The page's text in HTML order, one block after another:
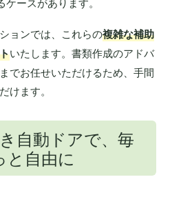
ョンでは、これらの複雑な補助
いたします。書類作成のアドバ
でお任せいただけるため、手間
けます。
自動ドアで、毎
と自由に